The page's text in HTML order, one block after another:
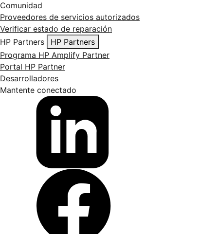
Comunidad
Proveedores de servicios autorizados
Verificar estado de reparación
HP Partners
HP Partners
Programa HP Amplify Partner
Portal HP Partner
Desarrolladores
Mantente conectado